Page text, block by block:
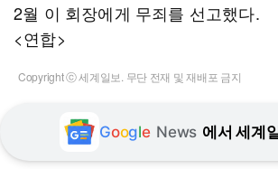
2월 이 회장에게 무죄를 선고했다.
<연합>
Copyright ⓒ 세계일보. 무단 전재 및 재배포 금지
Google News 에서 세계